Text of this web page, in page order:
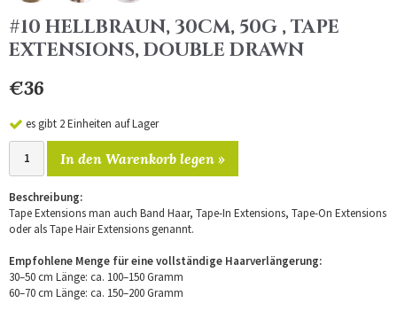
#10 HELLBRAUN, 30CM, 50G , TAPE
EXTENSIONS, DOUBLE DRAWN
€36
es gibt 2 Einheiten auf Lager
In den Warenkorb legen »
Beschreibung:
Tape Extensions man auch Band Haar, Tape-In Extensions, Tape-On Extensions
oder als Tape Hair Extensions genannt.
Empfohlene Menge für eine vollständige Haarverlängerung:
30–50 cm Länge: ca. 100–150 Gramm
60–70 cm Länge: ca. 150–200 Gramm